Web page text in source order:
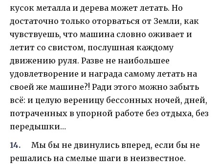
кусок металла и дерева может летать. Но
достаточно только оторваться от Земли, как
чувствуешь, что машина словно оживает и
летит со свистом, послушная каждому
движению руля. Разве не наибольшее
удовлетворение и награда самому летать на
своей же машине?! Ради этого можно забыть
всё: и целую вереницу бессонных ночей, дней,
потраченных в упорной работе без отдыха, без
передышки…
Мы бы не двинулись вперед, если бы не
решались на смелые шаги в неизвестное.